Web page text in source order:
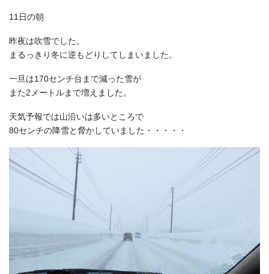
11日の朝
昨夜は吹雪でした。
まるっきり冬に逆もどりしてしまいました。
一旦は170センチ台まで減った雪が
また2メートルまで増えました。
天気予報では山沿いは多いところで
80センチの降雪と脅かしていました・・・・・